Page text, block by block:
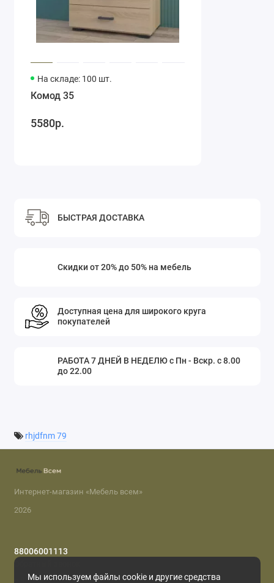
На складе: 100 шт.
Комод 35
5580р.
БЫСТРАЯ ДОСТАВКА
Скидки от 20% до 50% на мебель
Доступная цена для широкого круга
покупателей
РАБОТА 7 ДНЕЙ В НЕДЕЛЮ с Пн - Вскр. с 8.00
до 22.00
rhjdfnm 79
Мы используем файлы cookie и другие средства
Интернет-магазин «Мебель всем»
2026
88006001113
Обратный звонок
с 8.00 до 22.00